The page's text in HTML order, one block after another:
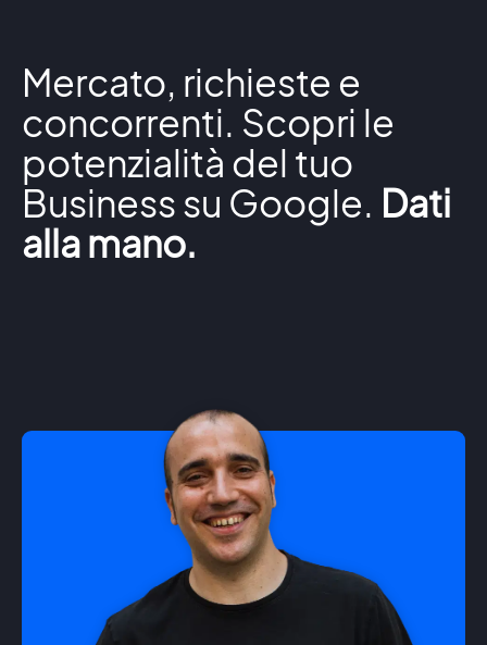
Mercato, richieste e
concorrenti. Scopri le
potenzialità del tuo
Business su Google. Dati
alla mano.